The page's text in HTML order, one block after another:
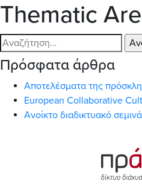
Thematic
Αναζήτηση
για:
Πρόσφατα άρθρα
Αποτελέσματα της
European Collaborative
Ανοίκτο διαδικτυακό